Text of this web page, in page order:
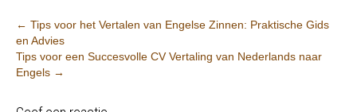
Berichtnavigatie
← Tips voor het Vertalen van Engelse Zinnen: Praktische Gids
en Advies
Tips voor een Succesvolle CV Vertaling van Nederlands naar
Engels →